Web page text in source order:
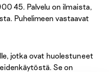
45. Palvelu on ilmaista,
Puhelimeen vastaavat
jotka ovat huolestuneet
Se on